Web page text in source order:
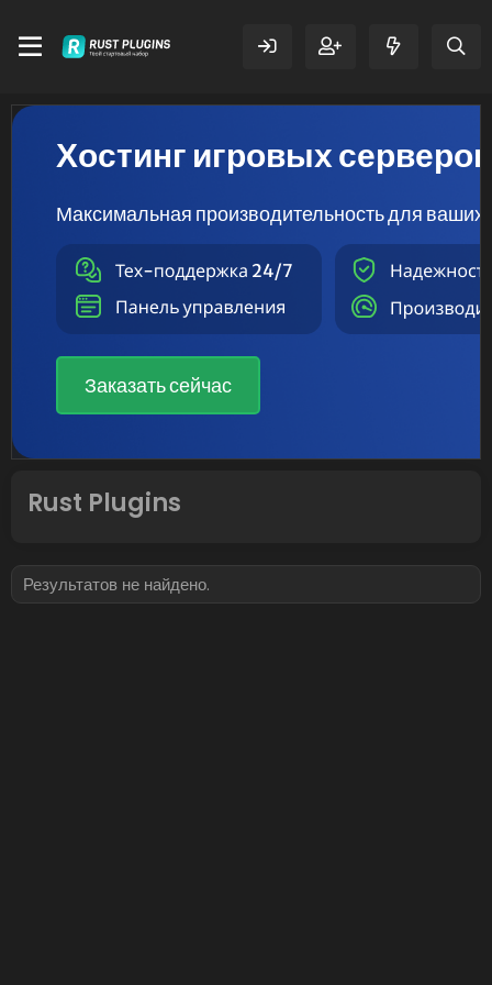
Хостинг игровых серверов
Максимальная производительность для ваших
Заказать сейчас
Rust Plugins
Результатов не найдено.